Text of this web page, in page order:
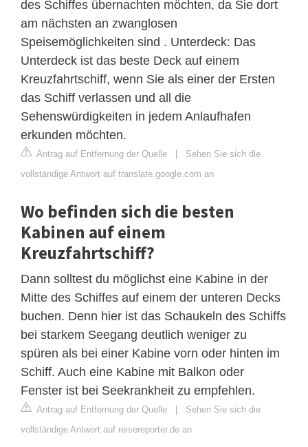
des Schiffes übernachten möchten, da Sie dort
am nächsten an zwanglosen
Speisemöglichkeiten sind . Unterdeck: Das
Unterdeck ist das beste Deck auf einem
Kreuzfahrtschiff, wenn Sie als einer der Ersten
das Schiff verlassen und all die
Sehenswürdigkeiten in jedem Anlaufhafen
erkunden möchten.
Antrag auf Entfernung der Quelle | Sehen Sie sich die
vollständige Antwort auf translate.google.com an
Wo befinden sich die besten
Kabinen auf einem
Kreuzfahrtschiff?
Dann solltest du möglichst eine Kabine in der
Mitte des Schiffes auf einem der unteren Decks
buchen. Denn hier ist das Schaukeln des Schiffs
bei starkem Seegang deutlich weniger zu
spüren als bei einer Kabine vorn oder hinten im
Schiff. Auch eine Kabine mit Balkon oder
Fenster ist bei Seekrankheit zu empfehlen.
Antrag auf Entfernung der Quelle | Sehen Sie sich die
vollständige Antwort auf reisereporter.de an